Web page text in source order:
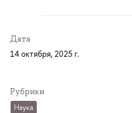
Дата
14 октября, 2025 г.
Рубрики
Наука